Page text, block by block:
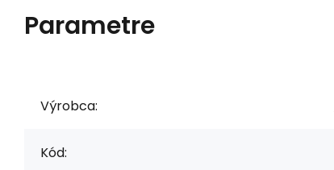
Parametre
Výrobca:
Kód: